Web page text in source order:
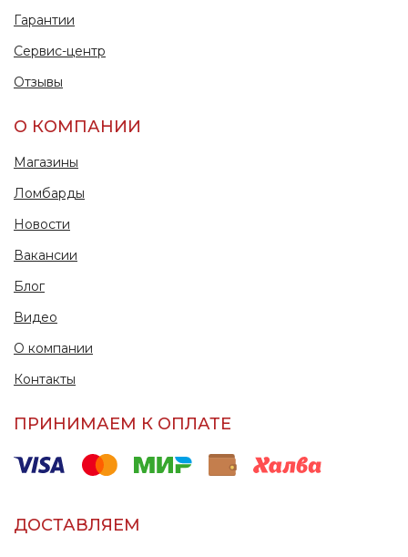
Гарантии
Сервис-центр
Отзывы
О КОМПАНИИ
Магазины
Ломбарды
Новости
Вакансии
Блог
Видео
О компании
Контакты
ПРИНИМАЕМ К ОПЛАТЕ
ДОСТАВЛЯЕМ